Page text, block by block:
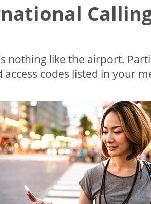
nothing like the airport.
codes listed in your